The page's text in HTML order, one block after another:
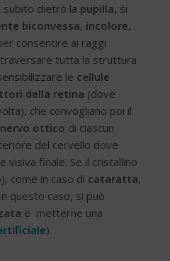
subito dietro la pupilla, si
biconvessa, incolore,
consentire ai raggi
tutta la struttura
le cellule
della retina (dove
che convogliano poi il
nervo ottico di ciascun
del cervello dove
visiva finale. Se il cristallino
come in caso di cataratta,
questo caso, si può
e metterne una
).